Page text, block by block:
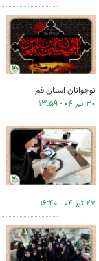
نوجوانان استان قم
۳۰ تیر ۰۴ - ۱۳:۵۹
۲۷ تیر ۰۴ - ۱۶:۴۰